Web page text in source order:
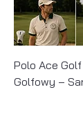
Polo Ace
Golfowy –